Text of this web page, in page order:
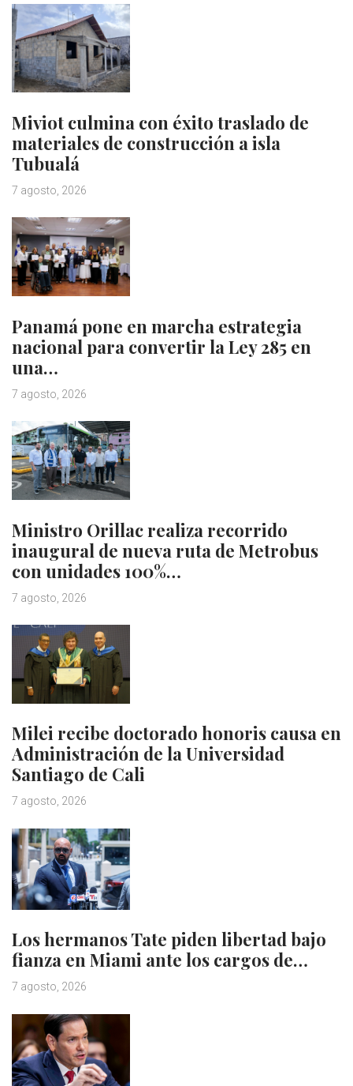
Miviot culmina con éxito traslado de
materiales de construcción a isla
Tubualá
7 agosto, 2026
Panamá pone en marcha estrategia
nacional para convertir la Ley 285 en
una…
7 agosto, 2026
Ministro Orillac realiza recorrido
inaugural de nueva ruta de Metrobus
con unidades 100%…
7 agosto, 2026
Milei recibe doctorado honoris causa en
Administración de la Universidad
Santiago de Cali
7 agosto, 2026
Los hermanos Tate piden libertad bajo
fianza en Miami ante los cargos de…
7 agosto, 2026